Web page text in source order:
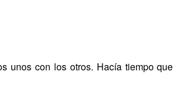
unos con los otros. Hacía tiempo